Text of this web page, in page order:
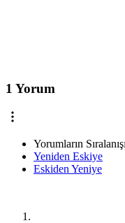
1 Yorum
Yorumların Sıralanışı
Yeniden Eskiye
Eskiden Yeniye